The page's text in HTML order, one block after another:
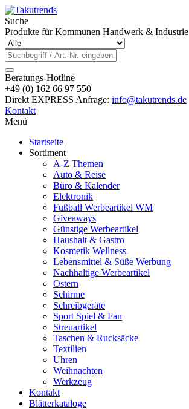
Suche
Produkte für Kommunen Handwerk & Industrie
Beratungs-Hotline
+49 (0) 162 66 97 550
Direkt EXPRESS Anfrage: info@takutrends.de
Kontakt
Menü
Startseite
Sortiment
A-Z Themen
Auto & Reise
Büro & Kalender
Elektronik
Fußball Werbeartikel WM
Giveaways
Günstige Werbeartikel
Haushalt & Gastro
Kosmetik Wellness
Lebensmittel & Süße Werbung
Nachhaltige Werbeartikel
Ostern
Schirme
Schreibgeräte
Sport Spiel & Fan
Streuartikel
Taschen & Rucksäcke
Textilien
Uhren
Weihnachten
Werkzeug
Kontakt
Blätterkataloge